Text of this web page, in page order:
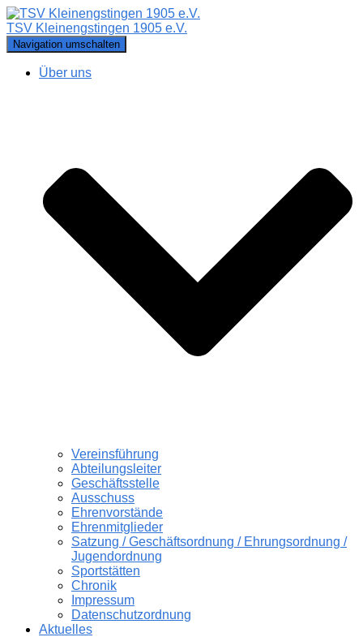
TSV Kleinengstingen 1905 e.V.
Navigation umschalten
Über uns
Vereinsführung
Abteilungsleiter
Geschäftsstelle
Ausschuss
Ehrenvorstände
Ehrenmitglieder
Satzung / Geschäftsordnung / Ehrungsordnung /
Jugendordnung
Sportstätten
Chronik
Impressum
Datenschutzordnung
Aktuelles